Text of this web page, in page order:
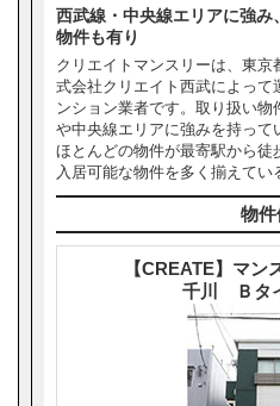
西武線・中央線エリアに強
物件も有り
クリエイトマンスリーは、東
式会社クリエイト西武によって
ンション業者です。取り扱い
や中央線エリアに強みを持って
ほとんどの物件が最寄駅から徒
入居可能な物件を多く揃えてい
物件
【CREATE】マン
千川 Ｂタ